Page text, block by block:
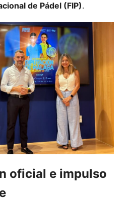
de Pádel (FIP).
oficial e impulso